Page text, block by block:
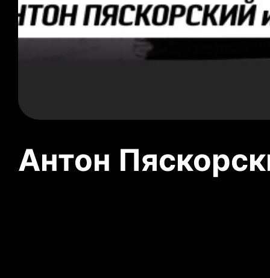
Антон